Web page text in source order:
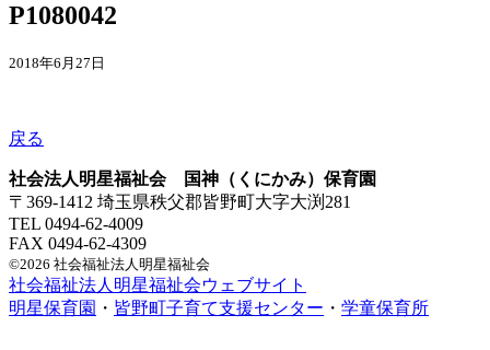
P1080042
2018年6月27日
戻る
社会法人明星福祉会 国神（くにかみ）保育園
〒369-1412 埼玉県秩父郡皆野町大字大渕281
TEL 0494-62-4009
FAX 0494-62-4309
©2026 社会福祉法人明星福祉会
社会福祉法人明星福祉会ウェブサイト
明星保育園 ・ 皆野町子育て支援センター ・ 学童保育所